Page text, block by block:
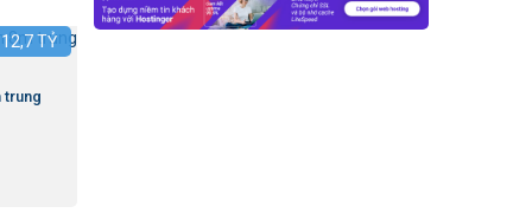
12,7TỶ
trung